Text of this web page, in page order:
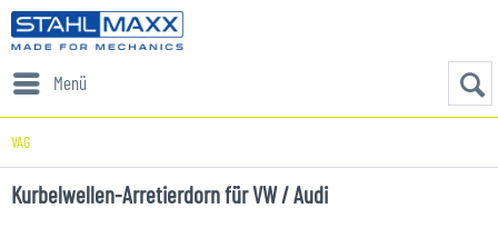
Menü
VAG
Kurbelwellen-Arretierdorn für VW / Audi